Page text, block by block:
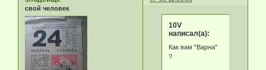
свой человек
10V
написал(а):
Как вам "Варна"
?